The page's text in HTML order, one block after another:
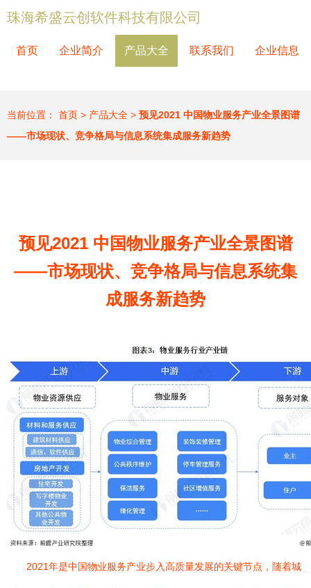
珠海希盛云创软件科技有限公司
首页 企业简介 产品大全 联系我们 企业信息
当前位置： 首页 > 产品大全 > 预见2021 中国物业服务产业全景图谱
——市场现状、竞争格局与信息系统集成服务新趋势
预见2021 中国物业服务产业全景图谱
——市场现状、竞争格局与信息系统集
成服务新趋势
2021年是中国物业服务产业步入高质量发展的关键节点，随着城